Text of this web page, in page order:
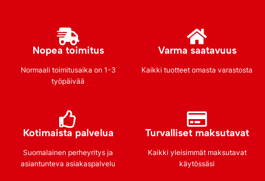
Nopea toimitus
Normaali toimitusaika on 1-3
työpäivää
Varma saatavuus
Kaikki tuotteet omasta varastosta
Kotimaista palvelua
Suomalainen perheyritys ja
asiantunteva asiakaspalvelu
Turvalliset maksutavat
Kaikki yleisimmät maksutavat
käytössäsi